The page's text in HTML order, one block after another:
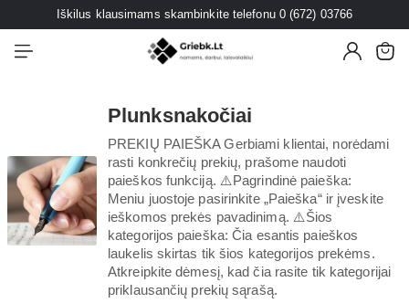
Iškilus klausimams skambinkite telefonu 0 (672) 03766
Plunksnakočiai
PREKIŲ PAIEŠKA Gerbiami klientai, norėdami
rasti konkrečių prekių, prašome naudoti
paieškos funkciją. ⚠️Pagrindinė paieška:
Meniu juostoje pasirinkite „Paieška“ ir įveskite
ieškomos prekės pavadinimą. ⚠️Šios
kategorijos paieška: Čia esantis paieškos
laukelis skirtas tik šios kategorijos prekėms.
Atkreipkite dėmesį, kad čia rasite tik kategorijai
priklausančių prekių sąrašą.